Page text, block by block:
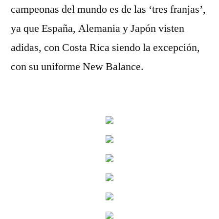
campeonas del mundo es de las ‘tres franjas’,
ya que España, Alemania y Japón visten
adidas, con Costa Rica siendo la excepción,
con su uniforme New Balance.